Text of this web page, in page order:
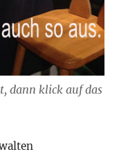
dann klick auf das